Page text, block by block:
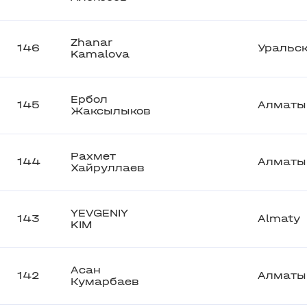
146
Zhanar
Kamalova
145
Ербол
Жаксылыков
Алматы
144
Рахмет
Хайруллаев
Алматы
143
YEVGENIY
KIM
Almaty
142
Асан
Кумарбаев
Алматы